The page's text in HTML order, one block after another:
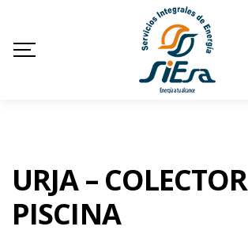
URJA –
PISCINA